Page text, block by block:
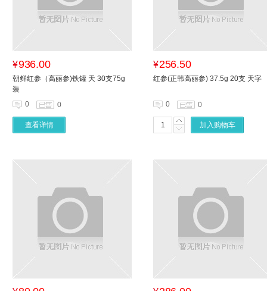
¥936.00
朝鲜红参（高丽参)铁罐 天 30支75g
装
0
0
查看详情
¥256.50
红参(正韩高丽参) 37.5g 20支 天字
0 0
加入购物车